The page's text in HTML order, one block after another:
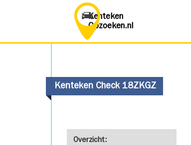
Kenteken
Opzoeken.nl
Kenteken Check 18ZKGZ
Overzicht: